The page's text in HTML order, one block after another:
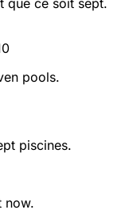
pools.
piscines.
now.